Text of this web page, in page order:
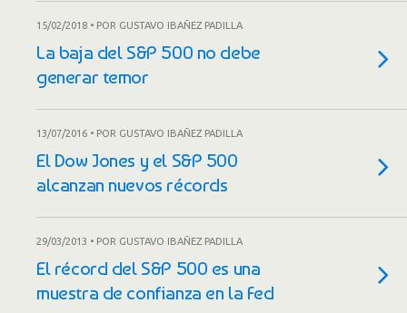
15/02/2018 • POR GUSTAVO IBAÑEZ PADILLA
La baja del S&P 500 no debe
generar temor
13/07/2016 • POR GUSTAVO IBAÑEZ PADILLA
El Dow Jones y el S&P 500
alcanzan nuevos récords
29/03/2013 • POR GUSTAVO IBAÑEZ PADILLA
El récord del S&P 500 es una
muestra de confianza en la Fed